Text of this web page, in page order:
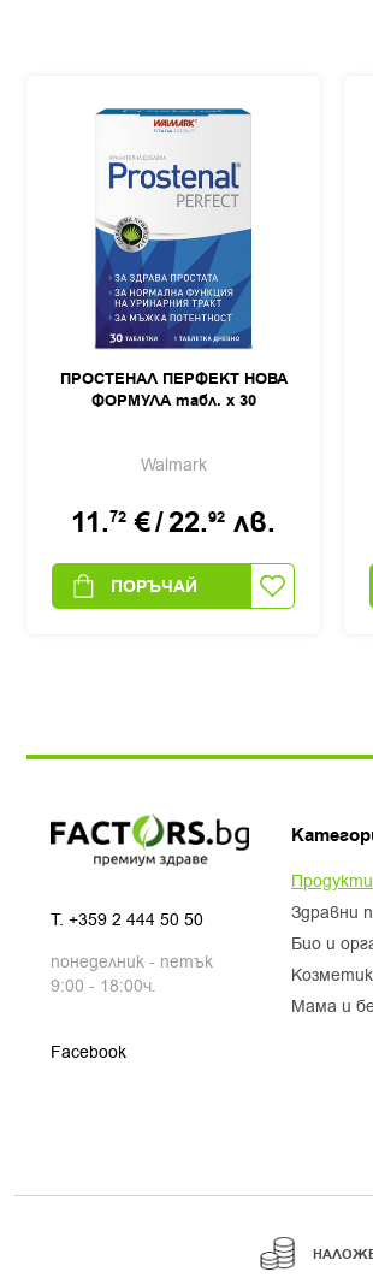
ПРОСТЕНАЛ ПЕРФЕКТ НОВА
ФОРМУЛА табл. х 30
Walmark
11.72 €/22.92 лв.
ПОРЪЧАЙ
T. +359 2 444 50 50
понеделник - петък
9:00 - 18:00ч.
Facebook
продукти
здравни
био и
мама и